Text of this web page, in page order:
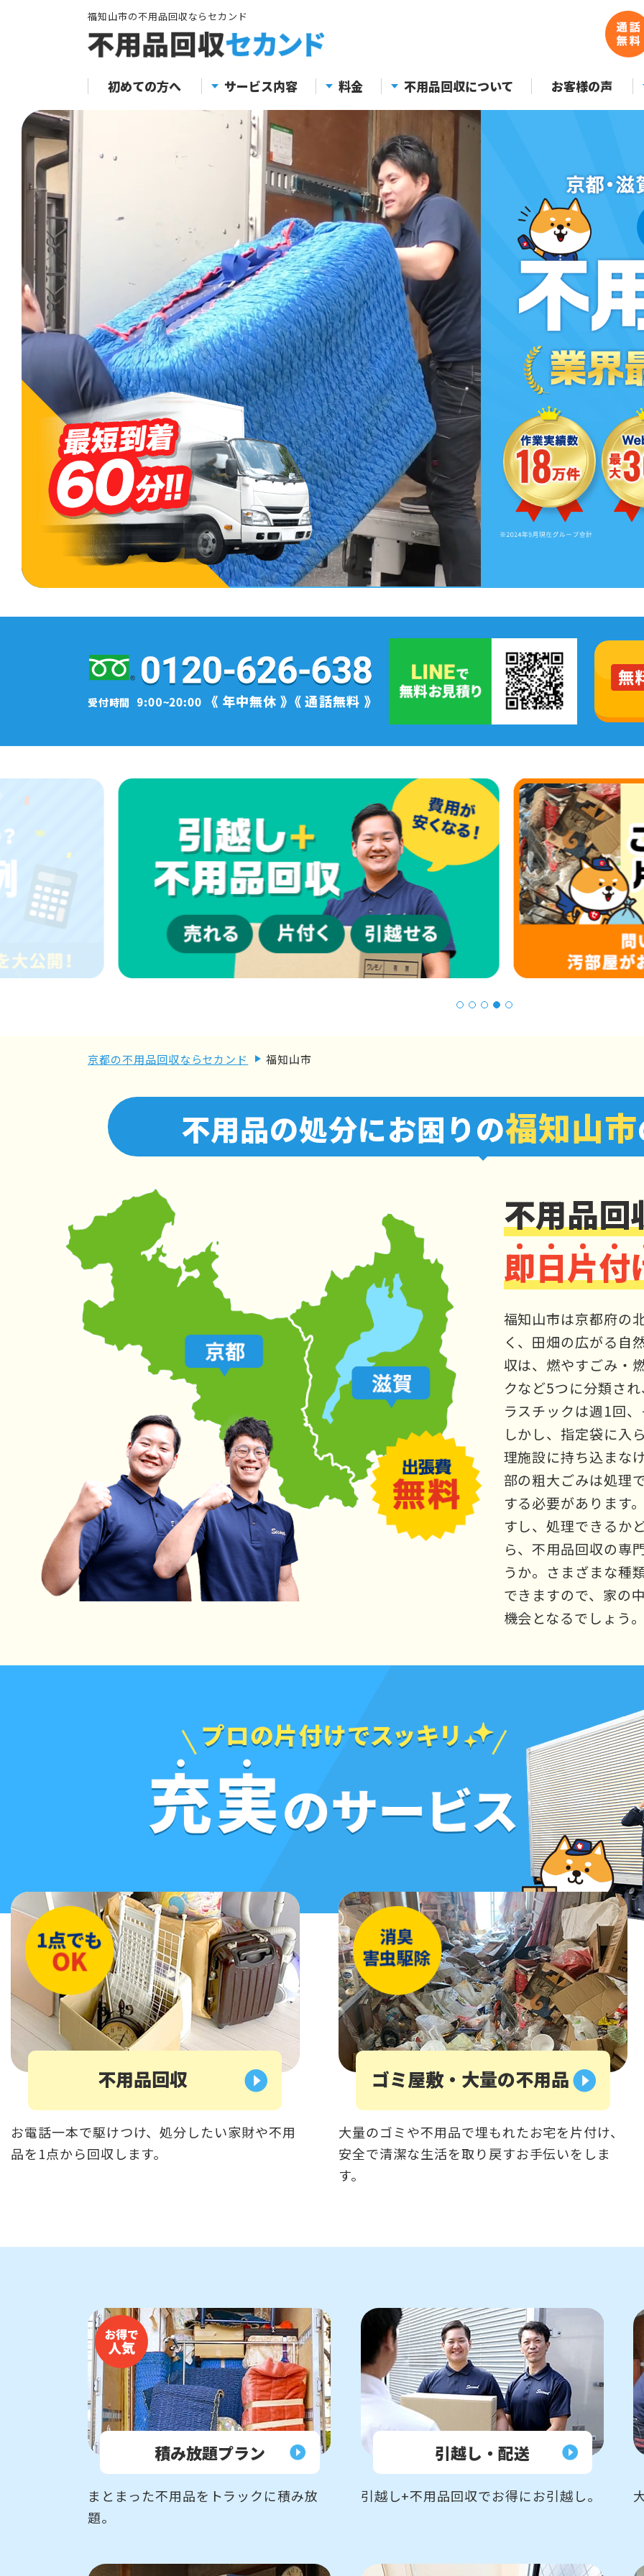
福知山市の不用品回収ならセカンド
初めての方へ サービス内容 料金 不用品回収について お客様の声
1 2 3 4 5
京都の不用品回収ならセカンド 福知山市
不用品の処分にお困りの福知山市
不用品回
即日片付
福知山市は京都府の
く、田畑の広がる自
収は、燃やすごみ・
クなど5つに分類さ
ラスチックは週1回
しかし、指定袋に入
理施設に持ち込まな
部の粗大ごみは処理
する必要があります
すし、処理できるか
ら、不用品回収の専
うか。さまざまな種
できますので、家の
機会となるでしょう
不用品回収
お電話一本で駆けつけ、処分したい家財や不用
品を1点から回収します。
ゴミ屋敷・大量の不用品
大量のゴミや不用品で埋もれたお宅を片付け、
安全で清潔な生活を取り戻すお手伝いをしま
す。
積み放題プラン
まとまった不用品をトラックに積み放
題。
引越し・配送
引越し+不用品回収でお得にお引越し。